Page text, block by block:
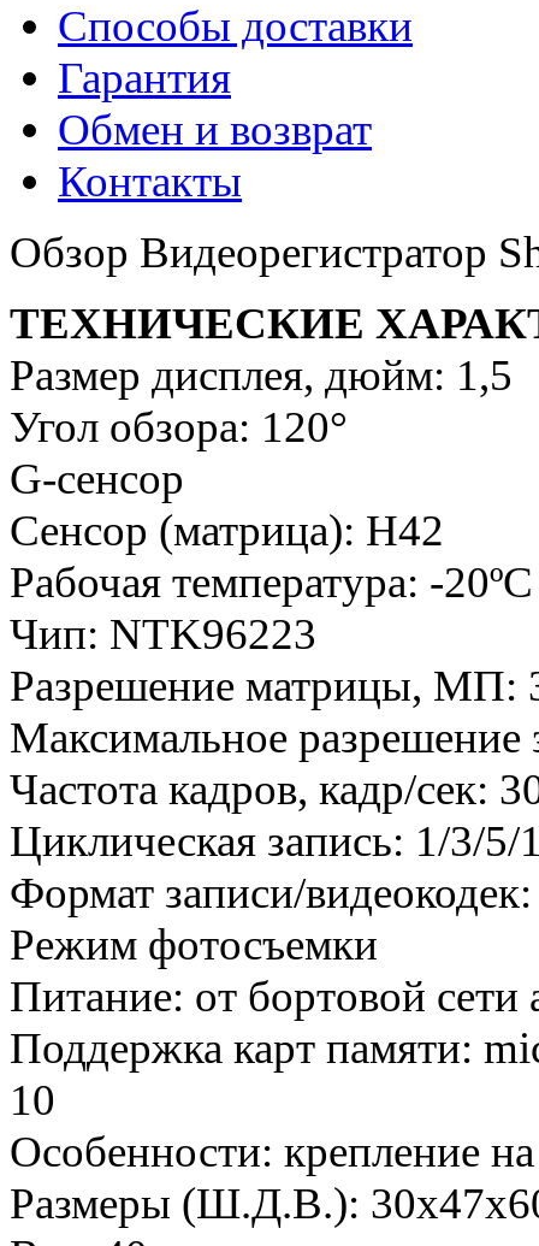
Способы доставки
Гарантия
Обмен и возврат
Контакты
Обзор Видеорегистратор
ТЕХНИЧЕСКИЕ
Размер дисплея, дюйм: 1,5
Угол обзора: 120°
G-сенсор
Сенсор (матрица): H42
Рабочая температура: -
Чип: NTK96223
Разрешение матрицы, МП:
Максимальное
Частота кадров, кадр/сек:
Циклическая запись: 1/3/
Формат записи/
Режим фотосъемки
Питание: от бортовой
Поддержка карт памяти:
10
Особенности: крепление
Размеры (Ш.Д.В.):